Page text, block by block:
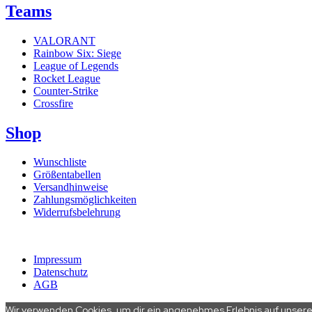
Teams
VALORANT
Rainbow Six: Siege
League of Legends
Rocket League
Counter-Strike
Crossfire
Shop
Wunschliste
Größentabellen
Versandhinweise
Zahlungsmöglichkeiten
Widerrufsbelehrung
Impressum
Datenschutz
AGB